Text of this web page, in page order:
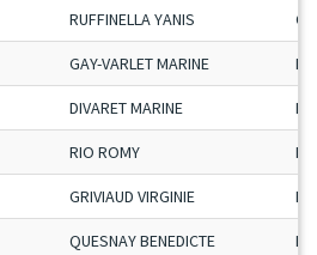
RUFFINELLA YANIS
GAY-VARLET MARINE
DIVARET MARINE
RIO ROMY
GRIVIAUD VIRGINIE
QUESNAY BENEDICTE